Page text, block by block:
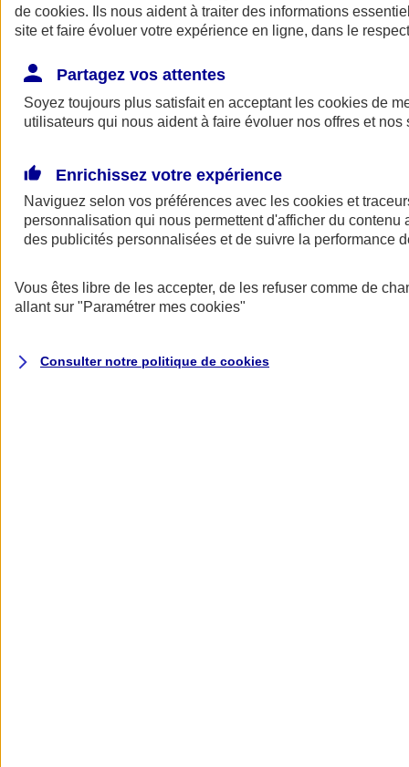
AXA Assurance
de cookies. Ils nous aident à traiter des informations
site et faire évoluer votre expérience en ligne, dans le
Partagez vos attentes
Soyez toujours plus satisfait en acceptant les cookies de
utilisateurs qui nous aident à faire évoluer nos offres et nos
Enrichissez votre expérience
Naviguez selon vos préférences avec les cookies et
personnalisation qui nous permettent d'afficher du contenu
des publicités personnalisées et de suivre la performance
Vous êtes libre de les accepter, de les refuser comme de
allant sur "Paramétrer mes cookies"
Consulter notre politique de cookies